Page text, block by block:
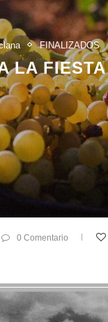
FINALIZADOS
LA
0 Comentario